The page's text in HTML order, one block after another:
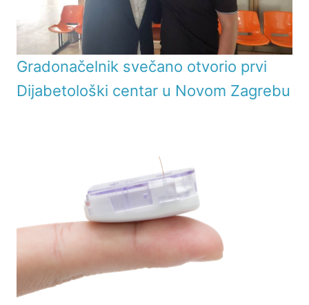
Gradonačelnik svečano otvorio prvi
Dijabetološki centar u Novom Zagrebu